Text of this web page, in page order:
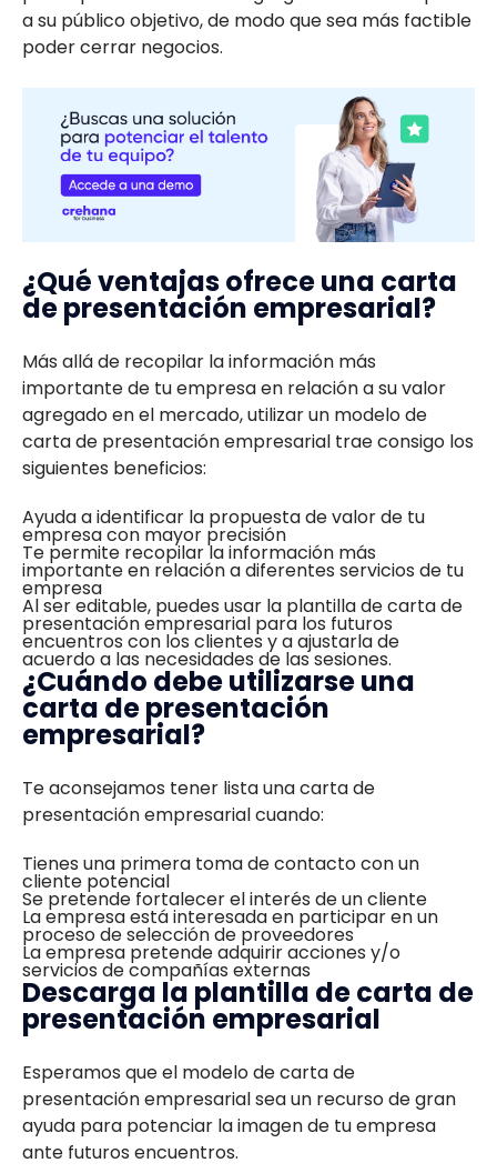
a su público objetivo, de modo que sea más factible
poder cerrar negocios.
¿Qué ventajas ofrece una carta
de presentación empresarial?
Más allá de recopilar la información más
importante de tu empresa en relación a su valor
agregado en el mercado, utilizar un modelo de
carta de presentación empresarial trae consigo los
siguientes beneficios:
Ayuda a identificar la propuesta de valor de tu
empresa con mayor precisión
Te permite recopilar la información más
importante en relación a diferentes servicios de tu
empresa
Al ser editable, puedes usar la plantilla de carta de
presentación empresarial para los futuros
encuentros con los clientes y a ajustarla de
acuerdo a las necesidades de las sesiones.
¿Cuándo debe utilizarse una
carta de presentación
empresarial?
Te aconsejamos tener lista una carta de
presentación empresarial cuando:
Tienes una primera toma de contacto con un
cliente potencial
Se pretende fortalecer el interés de un cliente
La empresa está interesada en participar en un
proceso de selección de proveedores
La empresa pretende adquirir acciones y/o
servicios de compañías externas
Descarga la plantilla de carta de
presentación empresarial
Esperamos que el modelo de carta de
presentación empresarial sea un recurso de gran
ayuda para potenciar la imagen de tu empresa
ante futuros encuentros.